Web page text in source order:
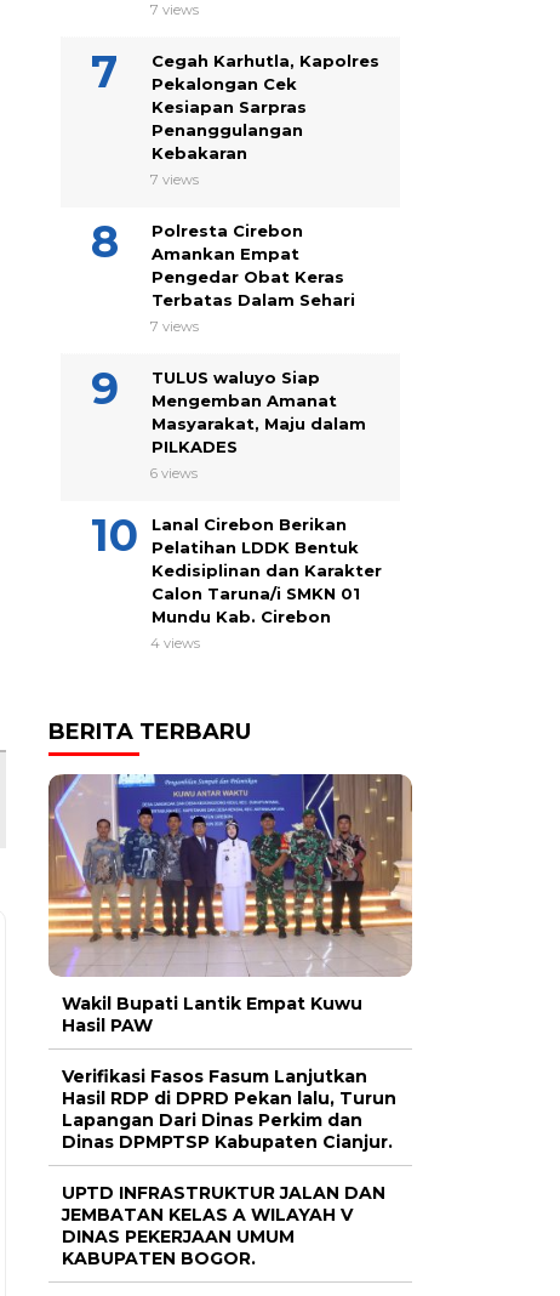
7 views
Cegah Karhutla, Kapolres
Pekalongan Cek
Kesiapan Sarpras
Penanggulangan
Kebakaran
7 views
Polresta Cirebon
Amankan Empat
Pengedar Obat Keras
Terbatas Dalam Sehari
7 views
TULUS waluyo Siap
Mengemban Amanat
Masyarakat, Maju dalam
PILKADES
6 views
Lanal Cirebon Berikan
Pelatihan LDDK Bentuk
Kedisiplinan dan Karakter
Calon Taruna/i SMKN 01
Mundu Kab. Cirebon
4 views
BERITA TERBARU
Wakil Bupati Lantik Empat Kuwu
Hasil PAW
Verifikasi Fasos Fasum Lanjutkan
Hasil RDP di DPRD Pekan lalu, Turun
Lapangan Dari Dinas Perkim dan
Dinas DPMPTSP Kabupaten Cianjur.
UPTD INFRASTRUKTUR JALAN DAN
JEMBATAN KELAS A WILAYAH V
DINAS PEKERJAAN UMUM
KABUPATEN BOGOR.